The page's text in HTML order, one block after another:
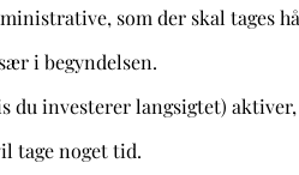
som der skal tages
i begyndelsen.
investerer langsigtet)
tage noget tid.